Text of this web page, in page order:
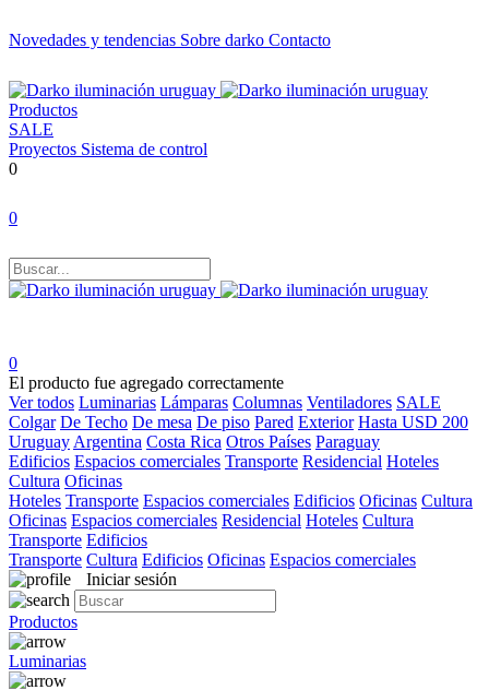
Novedades y tendencias Sobre darko Contacto
Productos
SALE
Proyectos Sistema de control
0
0
0
El producto fue agregado correctamente
Ver todos Luminarias Lámparas Columnas Ventiladores SALE
Colgar De Techo De mesa De piso Pared Exterior Hasta USD 200
Uruguay Argentina Costa Rica Otros Países Paraguay
Edificios Espacios comerciales Transporte Residencial Hoteles
Cultura Oficinas
Hoteles Transporte Espacios comerciales Edificios Oficinas Cultura
Oficinas Espacios comerciales Residencial Hoteles Cultura
Transporte Edificios
Transporte Cultura Edificios Oficinas Espacios comerciales
Iniciar sesión
Productos
Luminarias